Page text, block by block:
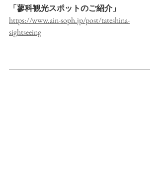
「蓼科観光スポットのご紹介」
https://www.ain-soph.jp/post/tateshina-
sightseeing